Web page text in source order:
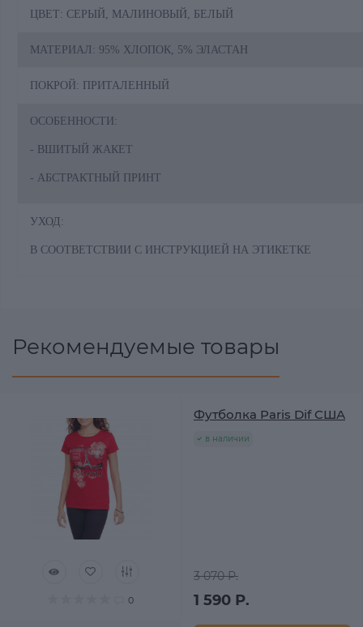
ЦВЕТ: СЕРЫЙ, МАЛИНОВЫЙ, БЕЛЫЙ
МАТЕРИАЛ: 95% ХЛОПОК, 5% ЭЛАСТАН
ПОКРОЙ: ПРИТАЛЕННЫЙ
ОСОБЕННОСТИ:
- ВШИТЫЙ ЖАКЕТ
- АБСТРАКТНЫЙ ПРИНТ
УХОД:
В СООТВЕТСТВИИ С ИНСТРУКЦИЕЙ НА ЭТИКЕТКЕ
Рекомендуемые товары
0
Футболка Paris Dif США
в наличии
3 070 Р.
1 590 Р.